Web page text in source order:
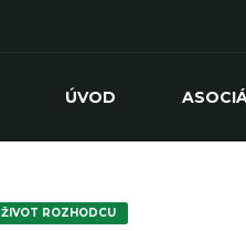
ÚVOD
ŽIVOT ROZHODCU